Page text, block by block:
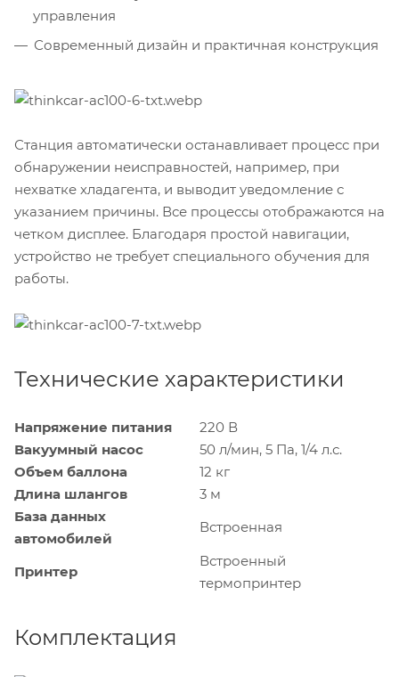
управления
Современный дизайн и практичная конструкция
Станция автоматически останавливает процесс при
обнаружении неисправностей, например, при
нехватке хладагента, и выводит уведомление с
указанием причины. Все процессы отображаются на
четком дисплее. Благодаря простой навигации,
устройство не требует специального обучения для
работы.
Технические характеристики
Напряжение питания
220 В
Вакуумный насос
50 л/мин, 5 Па, 1/4 л.с.
Объем баллона
12 кг
Длина шлангов
3 м
База данных
автомобилей
Встроенная
Принтер
Встроенный
термопринтер
Комплектация